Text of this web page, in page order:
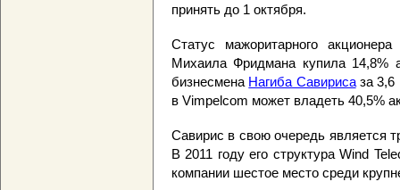
принять до 1 октября.
Статус мажоритарного
Михаила Фридмана купила 14,8%
бизнесмена Нагиба Савирисаза 3,6
в Vimpelcom может владеть 40,5%
Савирис в свою очередь является
В 2011 году его структура Wind
компании шестое место среди